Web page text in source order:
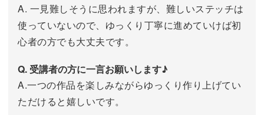
A. 一見難しそうに思われますが、難しいステッチは
使っていないので、ゆっくり丁寧に進めていけば初
心者の方でも大丈夫です。
Q. 受講者の方に一言お願いします♪
A.一つの作品を楽しみながらゆっくり作り上げてい
ただけると嬉しいです。